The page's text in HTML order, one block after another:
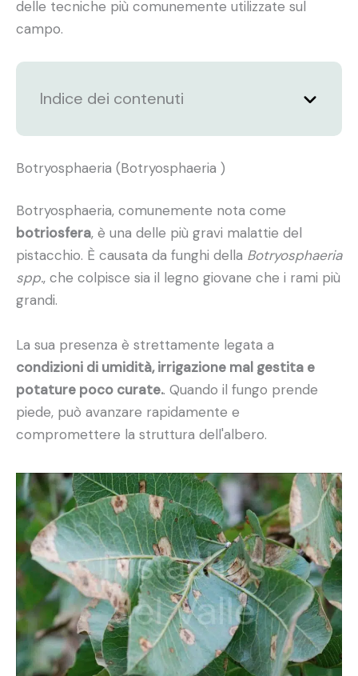
delle tecniche più comunemente utilizzate sul
campo.
Indice dei contenuti
Botryosphaeria (Botryosphaeria )
Botryosphaeria, comunemente nota come
botriosfera, è una delle più gravi malattie del
pistacchio. È causata da funghi della Botryosphaeria
spp., che colpisce sia il legno giovane che i rami più
grandi.
La sua presenza è strettamente legata a
condizioni di umidità, irrigazione mal gestita e
potature poco curate.. Quando il fungo prende
piede, può avanzare rapidamente e
compromettere la struttura dell'albero.